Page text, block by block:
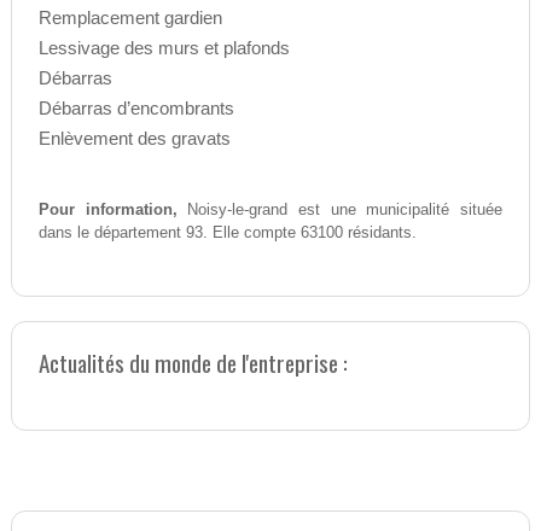
Remplacement gardien
Lessivage des murs et plafonds
Débarras
Débarras d’encombrants
Enlèvement des gravats
Pour information, Noisy-le-grand est une municipalité située
dans le département 93. Elle compte 63100 résidants.
Actualités du monde de l'entreprise :